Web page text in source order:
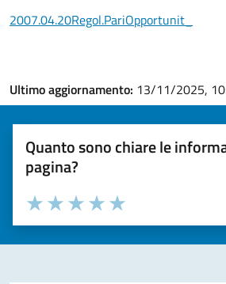
2007.04.20Regol.PariOpportunit_
Ultimo aggiornamento: 13/11/2025,
Quanto sono chiare le
pagina?
Valuta la chiarezza delle informazioni (da 1
Seleziona il numero di stelle per
Valuta 5 stelle su 5
Valuta 4 stelle su 5
Valuta 3 stelle su 5
Valuta 2 stelle su 5
Valuta 1 stelle su 5